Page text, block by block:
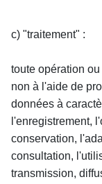
c) "traitement" :
toute opération
non à l'aide de
données à
l'enregistrement,
conservation,
consultation,
transmission,